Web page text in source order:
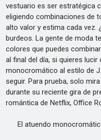
vestuario es ser estratégica
eligiendo combinaciones de
alto valor y estima cada vez.
burdeos. La gente de moda
colores que puedes
al final del día, si quieres
monocromático al estilo de
seguir. Para prueba, solo
durante su reciente gira de
romántica de Netflix, Office
El atuendo